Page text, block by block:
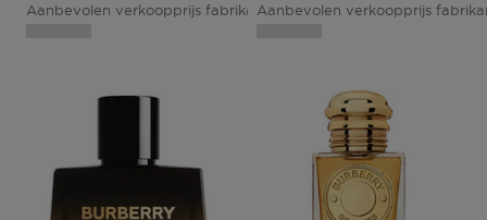
Aanbevolen verkoopprijs fabrikant€ 85,00
Aanbevolen verkoopprijs